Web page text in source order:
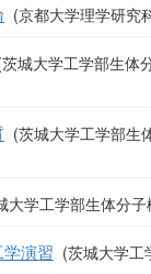
(京都大学理学研究
城大学工学部生体
(茨城大学工学部生
大学工学部生体分
演習 (茨城大学工